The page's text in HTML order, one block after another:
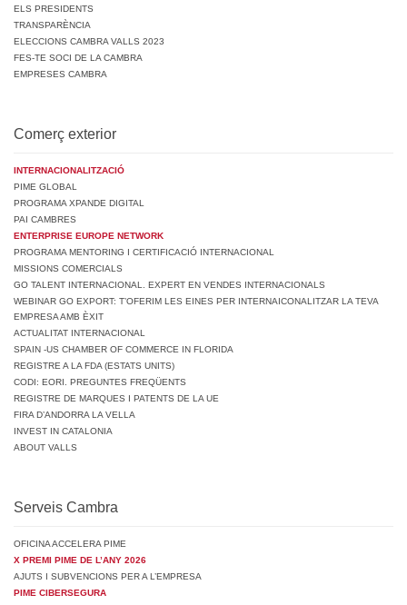
ELS PRESIDENTS
TRANSPARÈNCIA
ELECCIONS CAMBRA VALLS 2023
FES-TE SOCI DE LA CAMBRA
EMPRESES CAMBRA
Comerç exterior
INTERNACIONALITZACIÓ
PIME GLOBAL
PROGRAMA XPANDE DIGITAL
PAI CAMBRES
ENTERPRISE EUROPE NETWORK
PROGRAMA MENTORING I CERTIFICACIÓ INTERNACIONAL
MISSIONS COMERCIALS
GO TALENT INTERNACIONAL. EXPERT EN VENDES INTERNACIONALS
WEBINAR GO EXPORT: T’OFERIM LES EINES PER INTERNAICONALITZAR LA TEVA
EMPRESA AMB ÈXIT
ACTUALITAT INTERNACIONAL
SPAIN -US CHAMBER OF COMMERCE IN FLORIDA
REGISTRE A LA FDA (ESTATS UNITS)
CODI: EORI. PREGUNTES FREQÜENTS
REGISTRE DE MARQUES I PATENTS DE LA UE
FIRA D’ANDORRA LA VELLA
INVEST IN CATALONIA
ABOUT VALLS
Serveis Cambra
OFICINA ACCELERA PIME
X PREMI PIME DE L’ANY 2026
AJUTS I SUBVENCIONS PER A L’EMPRESA
PIME CIBERSEGURA